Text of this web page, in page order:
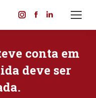
Instagram
opens
new
Facebook
opens
new
Linkedin
opens
new
conta em
deve ser